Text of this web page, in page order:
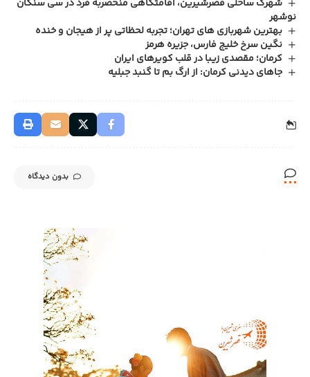
شهرک ساحلی قصرشیرین، اقامتگاهی منحصربه فرد در سی سنگان
نوشهر
بهترین شهربازی های تهران؛ تجربه لحظاتی پر از هیجان و خنده
نگین سرخ خلیج فارس، جزیره هرمز
کرمان؛ مقصدی زیبا در قلب کویرهای ایران
جاهای دیدنی کرمان: از ارگ بم تا گنبد جبلیه
بدون دیدگاه